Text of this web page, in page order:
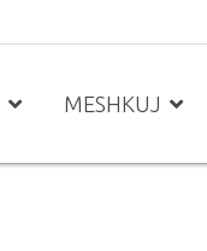
MESHKUJ